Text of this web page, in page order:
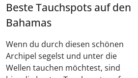
Beste Tauchspots auf den
Bahamas
Wenn du durch diesen schönen
Archipel segelst und unter die
Wellen tauchen möchtest, sind